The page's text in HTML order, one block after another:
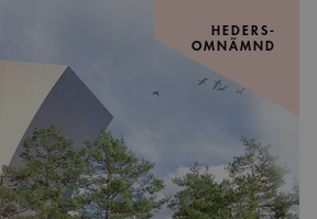
HEDERS-
OMNÄMND